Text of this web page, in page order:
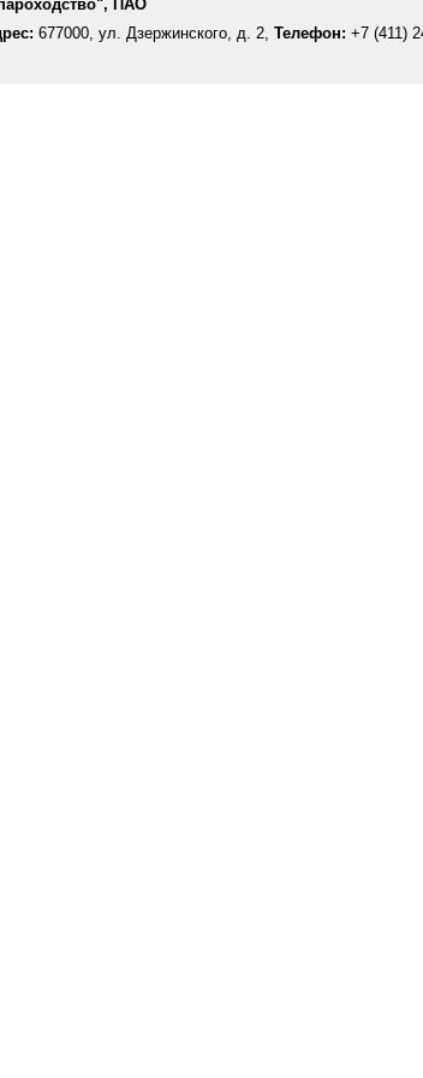
ПАО
677000, ул. Дзержинского, д. 2, Телефон: +7 (411)